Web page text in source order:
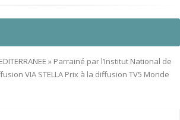
» Parrainé par l’Institut National de
VIA STELLA Prix à la diffusion TV5 Monde